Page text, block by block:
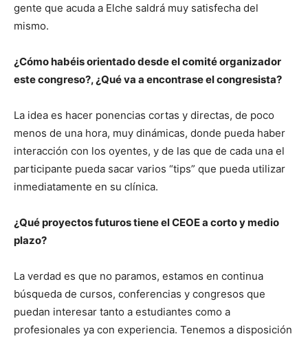
gente que acuda a Elche saldrá muy satisfecha del
mismo.
¿Cómo habéis orientado desde el comité organizador
este congreso?, ¿Qué va a encontrase el congresista?
La idea es hacer ponencias cortas y directas, de poco
menos de una hora, muy dinámicas, donde pueda haber
interacción con los oyentes, y de las que de cada una el
participante pueda sacar varios “tips” que pueda utilizar
inmediatamente en su clínica.
¿Qué proyectos futuros tiene el CEOE a corto y medio
plazo?
La verdad es que no paramos, estamos en continua
búsqueda de cursos, conferencias y congresos que
puedan interesar tanto a estudiantes como a
profesionales ya con experiencia. Tenemos a disposición